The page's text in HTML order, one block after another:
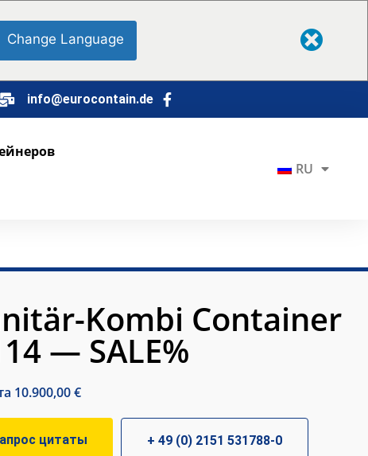
Change Language
info@eurocontain.de
RU
Kombi Container
— SALE%
10.900,00€
цитаты + 49 (0) 2151 531788-0